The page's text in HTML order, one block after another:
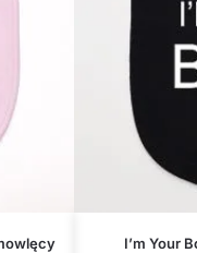
I’m Your